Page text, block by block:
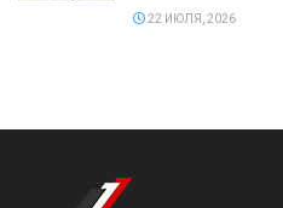
22 ИЮЛЯ, 2026